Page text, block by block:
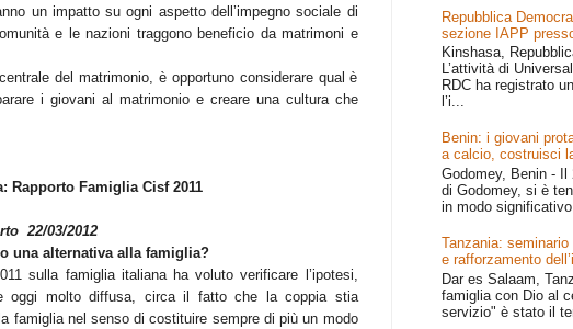
un impatto su ogni aspetto dell’impegno sociale di
e le nazioni traggono beneficio da matrimoni e
del matrimonio, è opportuno considerare qual è
i giovani al matrimonio e creare una cultura che
Rapporto Famiglia Cisf 2011
22/03/2012
una alternativa alla famiglia?
sulla famiglia italiana ha voluto verificare l’ipotesi,
oggi molto diffusa, circa il fatto che la coppia stia
famiglia nel senso di costituire sempre di più un modo
Repubblica
sezione IAPP
Kinshasa,
L’attività di
RDC ha registrato
l’i...
Benin: i giovani
a calcio, costruisci
Godomey, Benin -
di Godomey, si è
in modo
Tanzania:
e rafforzamento
Dar es Salaam,
famiglia con Dio al
servizio" è stato il